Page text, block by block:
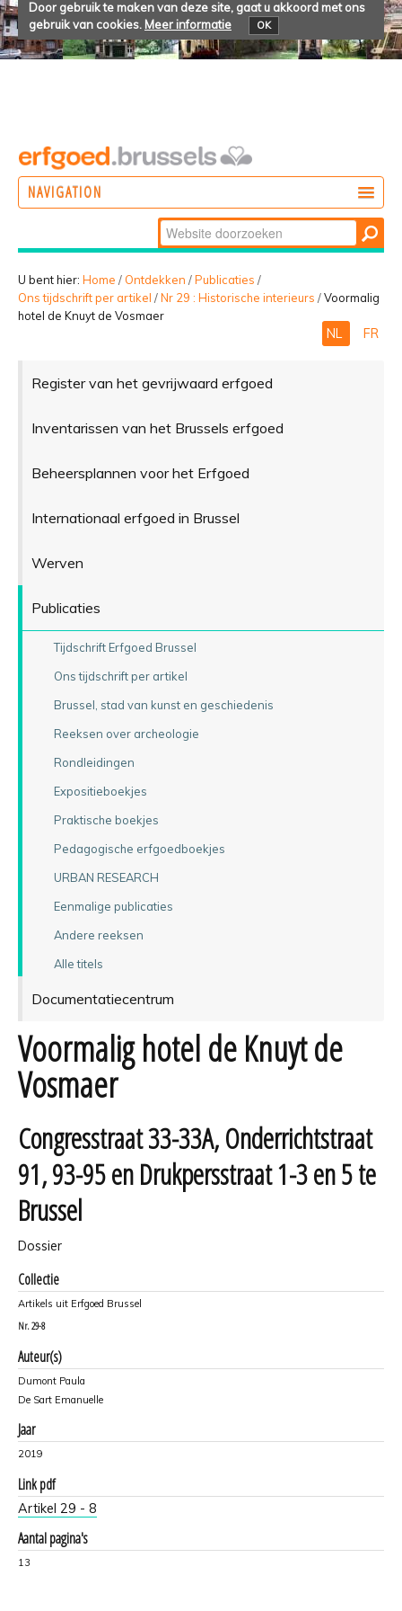
Door gebruik te maken van deze site, gaat u akkoord met ons
gebruik van cookies. Meer informatie OK
NAVIGATION
BELEVEN
Zoek
Geavanceerd
zoeken...
U bent hier: Home / Ontdekken /Publicaties /
Ons tijdschrift per artikel /Nr 29 : Historische interieurs /Voormalig
hotel de Knuyt de Vosmaer
NL FR
Register van het gevrijwaard erfgoed
Inventarissen van het Brussels erfgoed
Beheersplannen voor het Erfgoed
Internationaal erfgoed in Brussel
Werven
Publicaties
Tijdschrift Erfgoed Brussel
Ons tijdschrift per artikel
Brussel, stad van kunst en geschiedenis
Reeksen over archeologie
Rondleidingen
Expositieboekjes
Praktische boekjes
Pedagogische erfgoedboekjes
URBAN RESEARCH
Eenmalige publicaties
Andere reeksen
Alle titels
Documentatiecentrum
Voormalig hotel de Knuyt de
Vosmaer
Congresstraat 33-33A, Onderrichtstraat
91, 93-95 en Drukpersstraat 1-3 en 5 te
Brussel
Dossier
Collectie
Artikels uit Erfgoed Brussel
Nr. 29-8
Auteur(s)
Dumont Paula
De Sart Emanuelle
Jaar
2019
Link pdf
Artikel 29 - 8
Aantal pagina's
13